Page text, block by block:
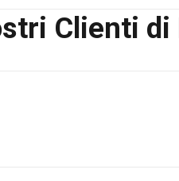
Clienti di